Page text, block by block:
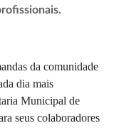
da comunidade
dia mais
Municipal de
seus colaboradores